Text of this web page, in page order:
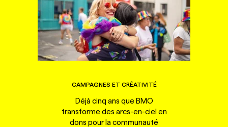
CAMPAGNES ET CRÉATIVITÉ
Déjà cinq ans que BMO
transforme des arcs-en-ciel en
dons pour la communauté